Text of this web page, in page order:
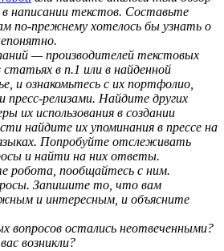
в написании текстов. Составьте
по-прежнему хотелось бы узнать о
— производителей текстовых
в п.1 или в найденной
и ознакомьтесь с их портфолио,
пресс-релизами. Найдите других
их использования в создании
найдите их упоминания в прессе на
Попробуйте отслеживать
и найти на них ответы.
робота, пообщайтесь с ним.
Запишите то, что вам
и интересным, и объясните
вопросов остались неотвеченными?
возникли?